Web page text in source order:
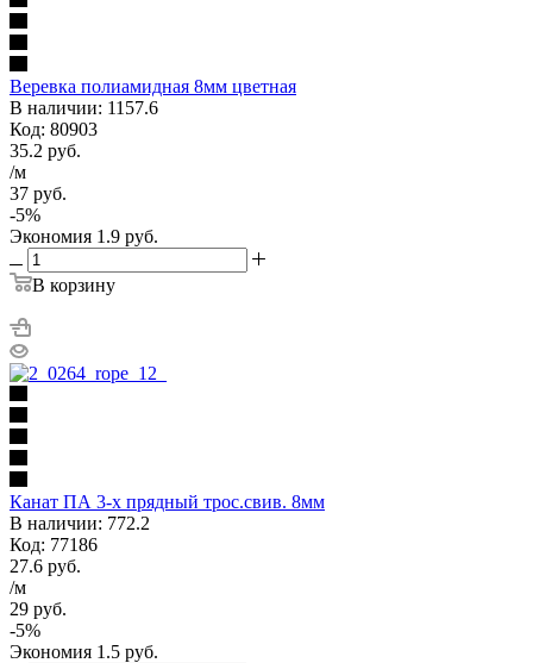
Веревка полиамидная 8мм цветная
В наличии: 1157.6
Код: 80903
35.2 руб.
/м
37 руб.
-5%
Экономия 1.9 руб.
В корзину
Канат ПА 3-х прядный трос.свив. 8мм
В наличии: 772.2
Код: 77186
27.6 руб.
/м
29 руб.
-5%
Экономия 1.5 руб.